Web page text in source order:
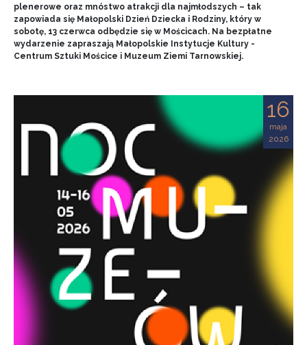
plenerowe oraz mnóstwo atrakcji dla najmłodszych – tak
zapowiada się Małopolski Dzień Dziecka i Rodziny, który w
sobotę, 13 czerwca odbędzie się w Mościcach. Na bezpłatne
wydarzenie zapraszają Małopolskie Instytucje Kultury -
Centrum Sztuki Mościce i Muzeum Ziemi Tarnowskiej.
16
maja
2026